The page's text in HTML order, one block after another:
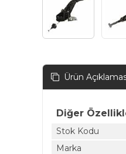
Ürün
Diğer
Stok Kodu
Marka